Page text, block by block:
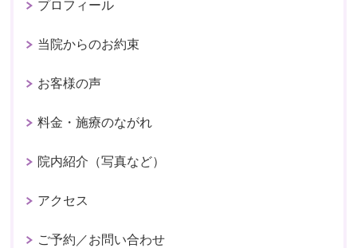
プロフィール
当院からのお約束
お客様の声
料金・施療のながれ
院内紹介（写真など）
アクセス
ご予約／お問い合わせ